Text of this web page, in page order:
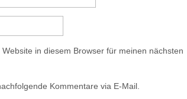
in diesem Browser für meinen nächsten
Kommentare via E-Mail.